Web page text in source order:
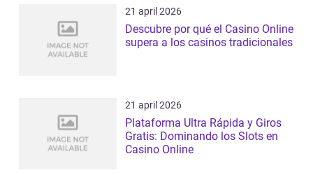
21 april 2026
Descubre por qué el Casino Online
supera a los casinos tradicionales
21 april 2026
Plataforma Ultra Rápida y Giros
Gratis: Dominando los Slots en
Casino Online